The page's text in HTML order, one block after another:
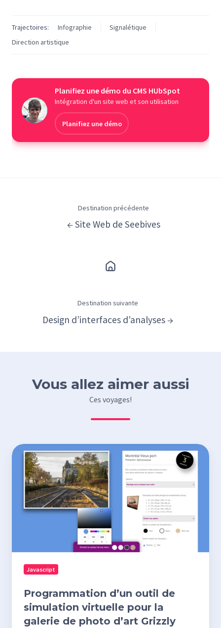
Trajectoires: Infographie
Signalétique
Direction artistique
Planifiez une démo du CMS HUbSpot
Intégration d'un site web et son utilisation
Planifiez une démo
Destination précédente
← Site Web de Seebives
Destination suivante
Design d’interfaces d’analyses →
Vous allez aimer aussi
Ces voyages!
Programmation
d’un
outil
simulation
photo
d’art
Grizzly
Javascript
Programmation d’un outil de
simulation virtuelle pour la
galerie de photo d’art Grizzly